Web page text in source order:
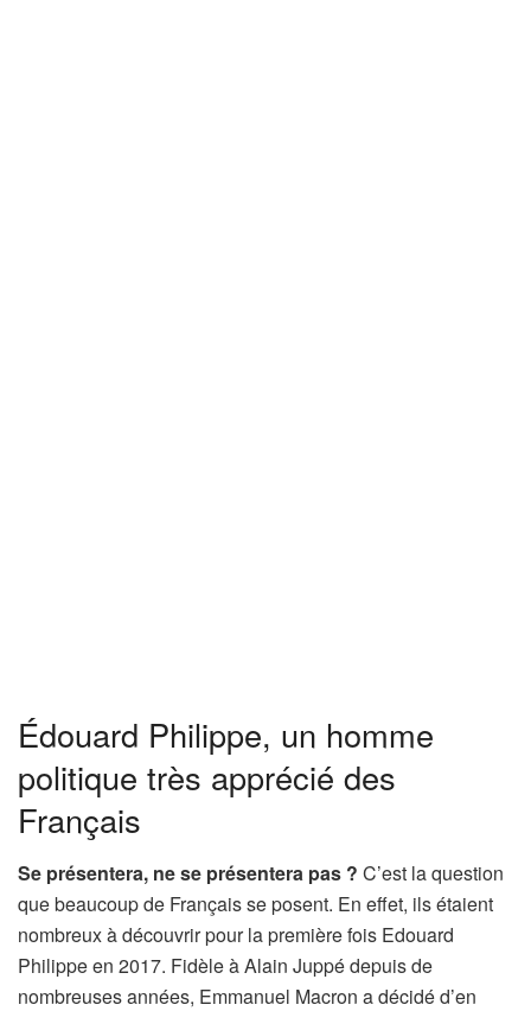
Édouard Philippe, un homme
politique très apprécié des
Français
Se présentera, ne se présentera pas ? C’est la question
que beaucoup de Français se posent. En effet, ils étaient
nombreux à découvrir pour la première fois Edouard
Philippe en 2017. Fidèle à Alain Juppé depuis de
nombreuses années, Emmanuel Macron a décidé d’en